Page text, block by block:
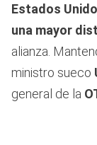
Estados
una mayor
alianza.
ministro sueco
general de la